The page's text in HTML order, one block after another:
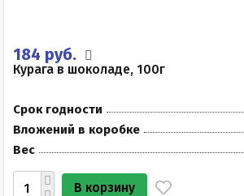
184 руб.
Курага в шоколаде, 100г
Срок годности
Вложений в коробке
Вес
В корзину